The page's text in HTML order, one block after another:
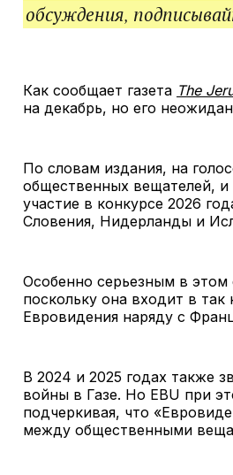
обсуждения,
Как сообщает газета The
на декабрь, но его
По словам издания, на
общественных вещателей,
участие в конкурсе 2026
Словения, Нидерланды и
Особенно серьезным в этом
поскольку она входит в
Евровидения наряду с
В 2024 и 2025 годах также
войны в Газе. Но EBU при
подчеркивая, что
между общественными